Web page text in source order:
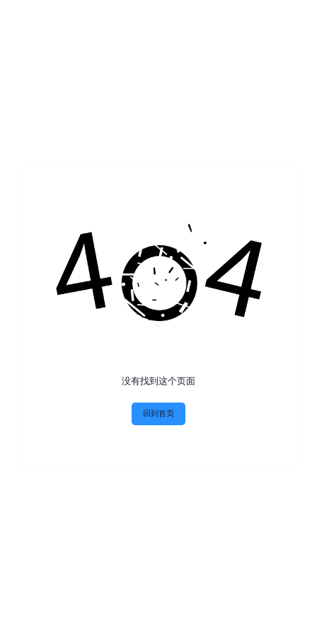
没有找到这个页面
回到首页